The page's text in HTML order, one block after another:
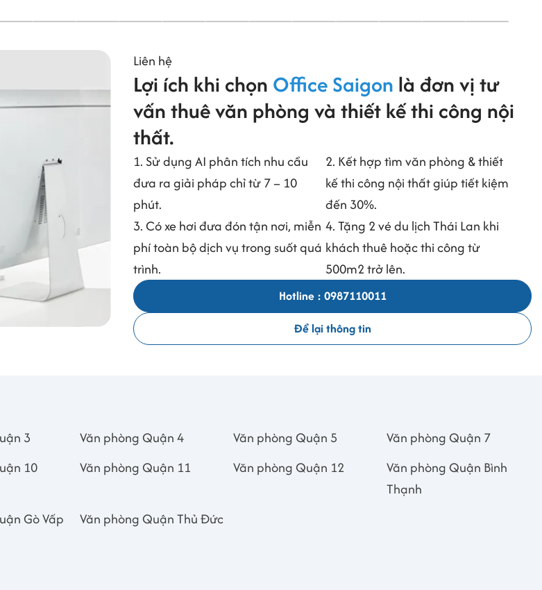
Liên hệ
Lợi ích khi chọn Office Saigon là đơn vị tư
vấn thuê văn phòng và thiết kế thi công nội
thất.
1. Sử dụng AI phân tích nhu cầu
đưa ra giải pháp chỉ từ 7 – 10
phút.
2. Kết hợp tìm văn phòng & thiết
kế thi công nội thất giúp tiết kiệm
đến 30%.
3. Có xe hơi đưa đón tận nơi, miễn
phí toàn bộ dịch vụ trong suốt quá
trình.
4. Tặng 2 vé du lịch Thái Lan khi
khách thuê hoặc thi công từ
500m2 trở lên.
Hotline : 0987110011
Để lại thông tin
3 Văn phòng Quận 4 Văn phòng Quận 5
Văn phòng Quận 7
10 Văn phòng Quận 11 Văn phòng Quận 12
Văn phòng Quận Bình
Thạnh
Gò Vấp Văn phòng Quận Thủ Đức